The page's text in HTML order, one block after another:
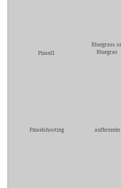
Pinsel1
Bluegrass
Bluegras
Pinselshooting aufbrezeln